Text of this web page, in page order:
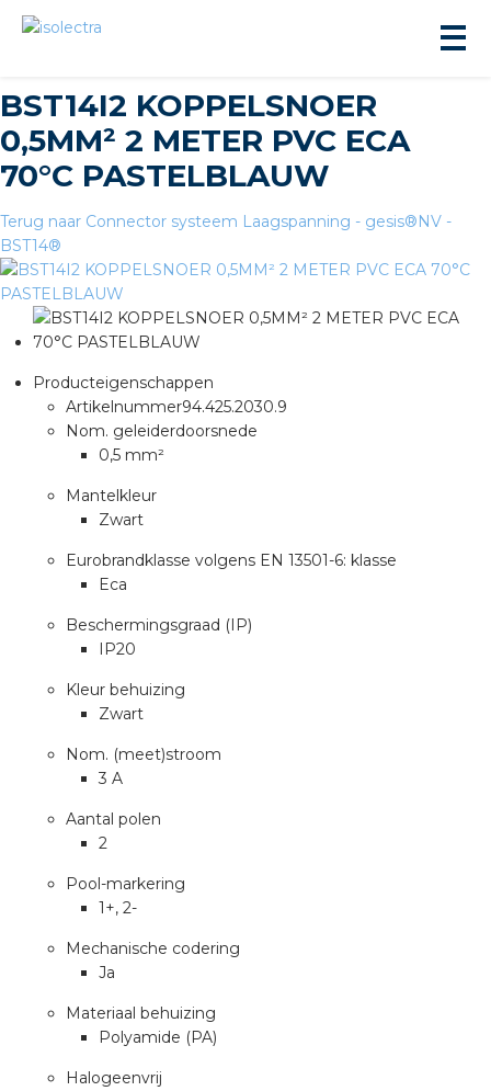
BST14I2 KOPPELSNOER
0,5MM² 2 METER PVC ECA
70°C PASTELBLAUW
Terug naar Connector systeem Laagspanning - gesis®NV -
BST14®
Producteigenschappen
Artikelnummer94.425.2030.9
Nom. geleiderdoorsnede
0,5 mm²
Mantelkleur
Zwart
Eurobrandklasse volgens EN 13501-6: klasse
Eca
Beschermingsgraad (IP)
IP20
Kleur behuizing
Zwart
Nom. (meet)stroom
3 A
Aantal polen
2
Pool-markering
1+, 2-
Mechanische codering
Ja
Materiaal behuizing
Polyamide (PA)
Halogeenvrij
installeren
installeren
installeren in beton
installeren in de tuinbouw
GST®